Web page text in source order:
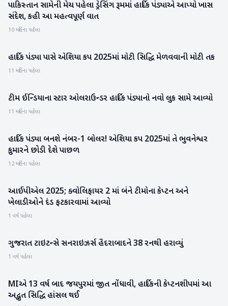
રમતગમત
પાકિસ્તાન સામેની મેચ પહેલા ડ્રેસિંગ રૂમમાં હાર્દિક પંડ્યાએ આપ્યો ખાસ
સંદેશ, કહી આ મહત્વપૂર્ણ વાત
10 મહિના પહેલા
રમતગમત
હાર્દિક પંડ્યા પાસે એશિયા કપ 2025માં મોટી સિદ્ધિ મેળવવાની મોટી તક
11 મહિના પહેલા
મનોરંજન
ટીમ ઈન્ડિયાના સ્ટાર ઓલરાઉન્ડર હાર્દિક પંડ્યાનો નવો લુક સામે આવ્યો
11 મહિના પહેલા
રમતગમત
હાર્દિક પંડ્યા બનશે નંબર-1 બોલર! એશિયા કપ 2025માં તે ભુવનેશ્વર
કુમારને છોડી દેશે પાછળ
12 મહિના પહેલા
રમતગમત
આઈપીએલ 2025; ક્વોલિફાયર 2 માં બંને ટીમોના કેપ્ટન અને
ખેલાડીઓને દંડ ફટકારવામાં આવ્યો
1 વર્ષ પહેલા
રમતગમત
ગુજરાત ટાઇટન્સે સનરાઇઝર્સ હૈદરાબાદને 38 રનથી હરાવ્યું
1 વર્ષ પહેલા
રમતગમત
MIએ 13 વર્ષ બાદ જયપુરમાં જીત નોંધાવી, હાર્દિકની કેપ્ટનશીપમાં આ
અદ્ભુત સિદ્ધિ હાંસલ થઈ